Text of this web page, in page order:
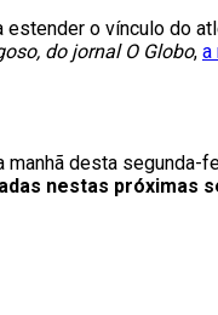
estender o vínculo do
do jornal O Globo, a
manhã desta segunda-
nestas próximas